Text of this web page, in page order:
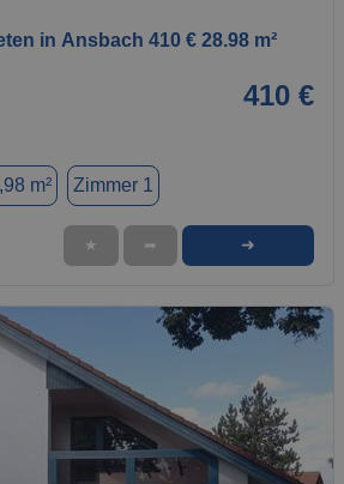
in Ansbach 410 € 28.98 m²
410 €
m² Zimmer 1
★ ➦ ➜